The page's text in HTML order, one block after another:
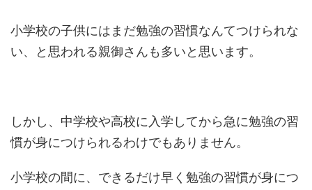
小学校の子供にはまだ勉強の習慣なんてつけられな
い、と思われる親御さんも多いと思います。
しかし、中学校や高校に入学してから急に勉強の習
慣が身につけられるわけでもありません。
小学校の間に、できるだけ早く勉強の習慣が身につ